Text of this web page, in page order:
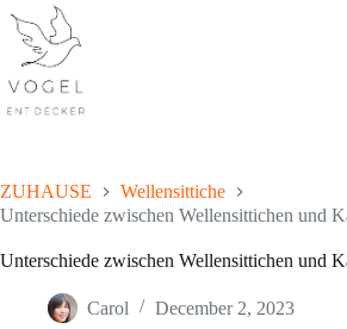
content
ZUHAUSE
Wellensittiche
Unterschiede zwischen Wellensittichen und
Unterschiede zwischen Wellensittichen und
Carol December 2, 2023